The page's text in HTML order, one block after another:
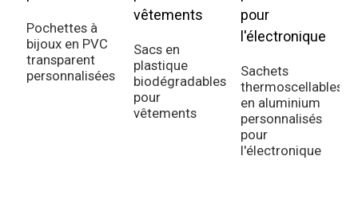
Pochettes à
bijoux en PVC
transparent
personnalisées
Sacs en
plastique
biodégradables
pour
vêtements
Sachets
thermoscellables
en aluminium
personnalisés
pour
l'électronique